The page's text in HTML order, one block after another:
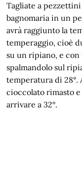
Tagliate a
bagnomaria in un
avrà raggiunto la
temperaggio, cioè
su un ripiano, e con
spalmandolo sul
temperatura di 28°.
cioccolato rimasto
arrivare a 32°.